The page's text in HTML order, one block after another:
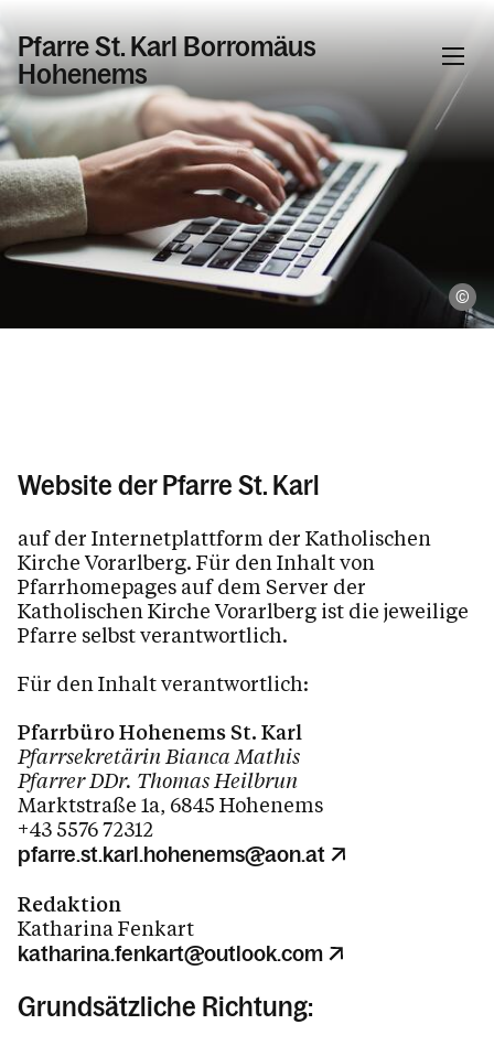
Pfarre St. Karl Borromäus
Hohenems
Kalender
Kontakt
Website der Pfarre St. Karl
auf der Internetplattform der Katholischen
Kirche Vorarlberg. Für den Inhalt von
Pfarrhomepages auf dem Server der
Katholischen Kirche Vorarlberg ist die jeweilige
Pfarre selbst verantwortlich.
Für den Inhalt verantwortlich:
Pfarrbüro Hohenems St. Karl
Pfarrsekretärin Bianca Mathis
Pfarrer DDr. Thomas Heilbrun
Marktstraße 1a, 6845 Hohenems
+43 5576 72312
pfarre.st.karl.hohenems@aon.at
Redaktion
Katharina Fenkart
katharina.fenkart@outlook.com
Grundsätzliche Richtung: